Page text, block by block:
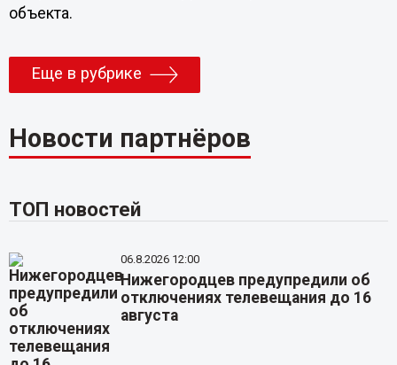
объекта.
Еще в рубрике
Новости партнёров
ТОП новостей
06.8.2026 12:00
Нижегородцев предупредили об
отключениях телевещания до 16
августа